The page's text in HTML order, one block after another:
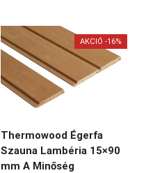
AKCIÓ -16%
Thermowood Égerfa
Szauna Lambéria 15×90
mm A Minőség